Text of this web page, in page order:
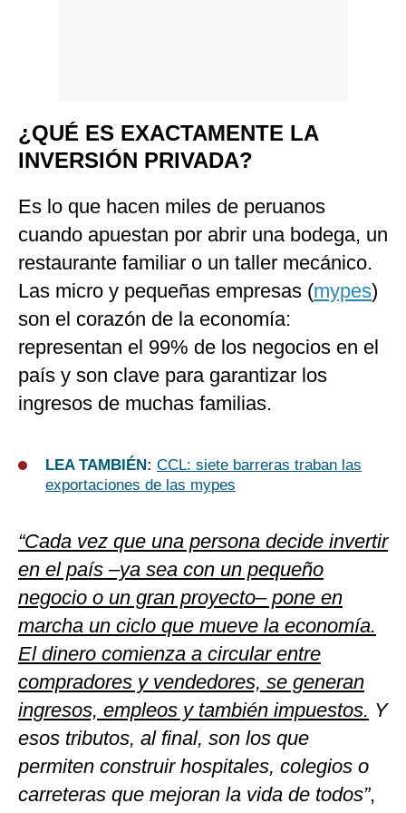
¿QUÉ ES EXACTAMENTE LA
INVERSIÓN PRIVADA?
Es lo que hacen miles de peruanos
cuando apuestan por abrir una bodega, un
restaurante familiar o un taller mecánico.
Las micro y pequeñas empresas (mypes)
son el corazón de la economía:
representan el 99% de los negocios en el
país y son clave para garantizar los
ingresos de muchas familias.
LEA TAMBIÉN: CCL: siete barreras traban las
exportaciones de las mypes
“Cada vez que una persona decide invertir
en el país –ya sea con un pequeño
negocio o un gran proyecto– pone en
marcha un ciclo que mueve la economía.
El dinero comienza a circular entre
compradores y vendedores, se generan
ingresos, empleos y también impuestos. Y
esos tributos, al final, son los que
permiten construir hospitales, colegios o
carreteras que mejoran la vida de todos”,